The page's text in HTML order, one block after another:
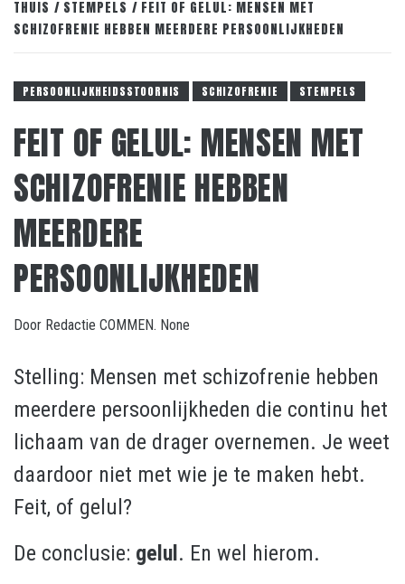
THUIS STEMPELS
FEIT OF GELUL: MENSEN MET
SCHIZOFRENIE HEBBEN MEERDERE PERSOONLIJKHEDEN
PERSOONLIJKHEIDSSTOORNIS SCHIZOFRENIE STEMPELS
FEIT OF GELUL: MENSEN MET
SCHIZOFRENIE HEBBEN
MEERDERE
PERSOONLIJKHEDEN
Door Redactie COMMEN. None
Stelling: Mensen met schizofrenie hebben
meerdere persoonlijkheden die continu het
lichaam van de drager overnemen. Je weet
daardoor niet met wie je te maken hebt.
Feit, of gelul?
De conclusie: gelul . En wel hierom.